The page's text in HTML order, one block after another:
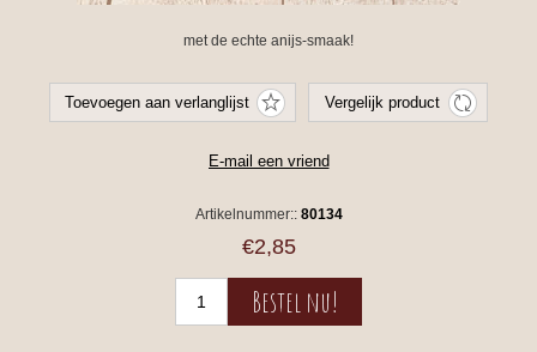
met de echte anijs-smaak!
Artikelnummer:: 80134
€2,85